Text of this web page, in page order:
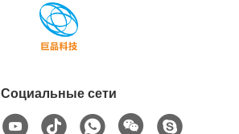
Социальные сети